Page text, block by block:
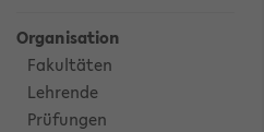
Organisation
Fakultäten
Lehrende
Prüfungen